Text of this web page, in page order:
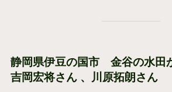
静岡県伊豆の国市 金谷の水
吉岡宏将さん 、川原拓朗さん